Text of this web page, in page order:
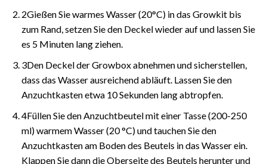
2Gießen Sie warmes Wasser (20°C) in das Growkit bis
zum Rand, setzen Sie den Deckel wieder auf und lassen Sie
es 5 Minuten lang ziehen.
3Den Deckel der Growbox abnehmen und sicherstellen,
dass das Wasser ausreichend abläuft. Lassen Sie den
Anzuchtkasten etwa 10 Sekunden lang abtropfen.
4Füllen Sie den Anzuchtbeutel mit einer Tasse (200-250
ml) warmem Wasser (20 °C) und tauchen Sie den
Anzuchtkasten am Boden des Beutels in das Wasser ein.
Klappen Sie dann die Oberseite des Beutels herunter und